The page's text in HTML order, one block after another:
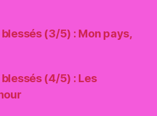
(3/5) : Mon pays,
(4/5) : Les